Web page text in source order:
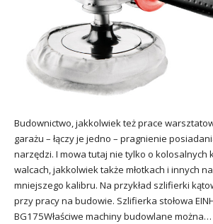
Budownictwo, jakkolwiek też prace
garażu – łączy je jedno – pragnienie
narzędzi. I mowa tutaj nie tylko o kolosalnych
walcach, jakkolwiek także młotkach i innych
mniejszego kalibru. Na przykład szlifierki
przy pracy na budowie. Szlifierka stołowa
BG175Właściwe machiny budowlane można…